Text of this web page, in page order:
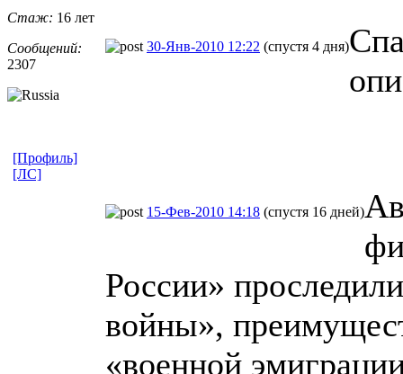
Стаж: 16 лет
Сообщений:
2307
30-Янв-2010 12:22 (спустя 4 дня)
[Профиль]
[ЛС]
15-Фев-2010 14:18 (спустя 16 дней)
России»
войны»,
«военной